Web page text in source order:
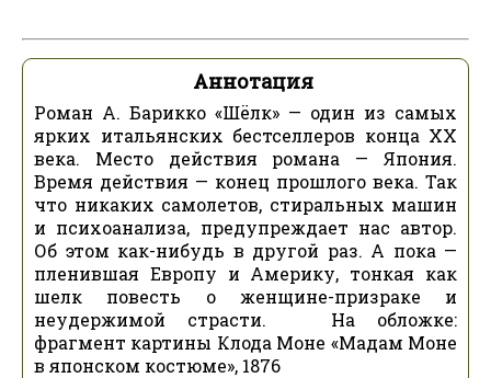
Аннотация
Роман А. Барикко «Шёлк» — один из самых
ярких итальянских бестселлеров конца XX
века. Место действия романа — Япония.
Время действия — конец прошлого века. Так
что никаких самолетов, стиральных машин
и психоанализа, предупреждает нас автор.
Об этом как-нибудь в другой раз. А пока —
пленившая Европу и Америку, тонкая как
шелк повесть о женщине-призраке и
неудержимой страсти. На обложке:
фрагмент картины Клода Моне «Мадам Моне
в японском костюме», 1876